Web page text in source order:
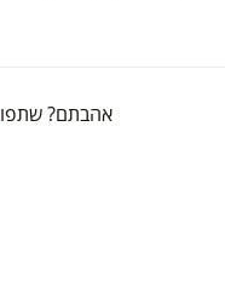
אהבתם? שתפו